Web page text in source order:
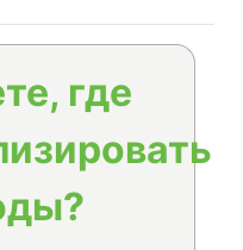
где